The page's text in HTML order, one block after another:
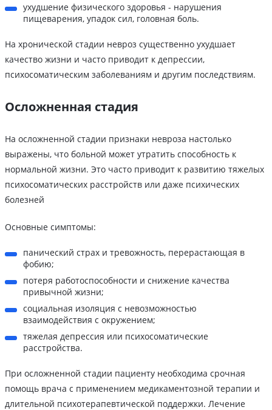
ухудшение физического здоровья - нарушения
пищеварения, упадок сил, головная боль.
На хронической стадии невроз существенно ухудшает
качество жизни и часто приводит к депрессии,
психосоматическим заболеваниям и другим последствиям.
Осложненная стадия
На осложненной стадии признаки невроза настолько
выражены, что больной может утратить способность к
нормальной жизни. Это часто приводит к развитию тяжелых
психосоматических расстройств или даже психических
болезней
Основные симптомы:
панический страх и тревожность, перерастающая в
фобию;
потеря работоспособности и снижение качества
привычной жизни;
социальная изоляция с невозможностью
взаимодействия с окружением;
тяжелая депрессия или психосоматические
расстройства.
При осложненной стадии пациенту необходима срочная
помощь врача с применением медикаментозной терапии и
длительной психотерапевтической поддержки. Лечение